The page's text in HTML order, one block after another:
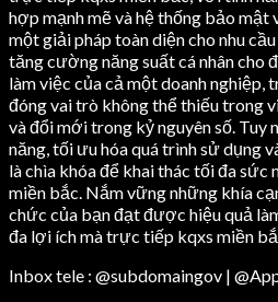
hợp mạnh mẽ và hệ thống bảo mật
một giải pháp toàn diện cho nhu
tăng cường năng suất cá nhân cho
làm việc của cả một doanh nghiệp,
đóng vai trò không thể thiếu trong
và đổi mới trong kỷ nguyên số. Tuy
năng, tối ưu hóa quá trình sử dụng
là chìa khóa để khai thác tối đa
miền bắc. Nắm vững những khía
chức của bạn đạt được hiệu quả
đa lợi ích mà trực tiếp kqxs miền
Inbox tele : @subdomaingov |